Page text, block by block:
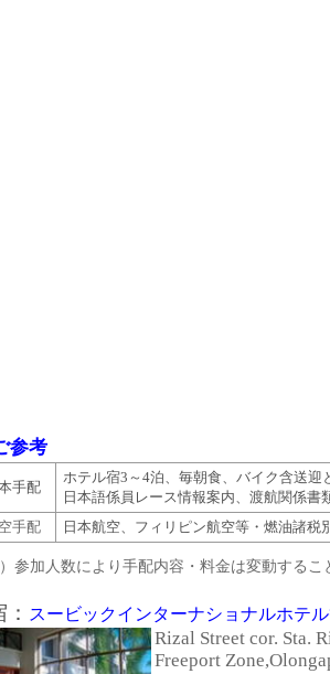
参考
手配
ホテル宿3～4泊、毎朝食、バイク含送迎
日本語係員レース情報案内、渡航関係書
手配
日本航空、フィリピン航空等 ・燃油諸税
）参加人数により手配内容・料金は変動する
スービックインターナショナルホテ
Rizal Street cor. Sta.
Freeport